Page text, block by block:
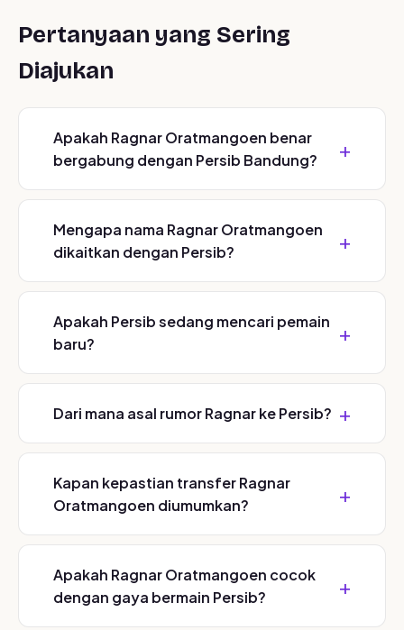
Pertanyaan yang Sering
Diajukan
Apakah Ragnar Oratmangoen benar
bergabung dengan Persib Bandung?
Mengapa nama Ragnar Oratmangoen
dikaitkan dengan Persib?
Apakah Persib sedang mencari pemain
baru?
Dari mana asal rumor Ragnar ke Persib?
Kapan kepastian transfer Ragnar
Oratmangoen diumumkan?
Apakah Ragnar Oratmangoen cocok
dengan gaya bermain Persib?